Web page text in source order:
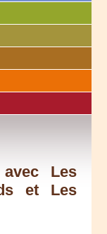
Les
et Les